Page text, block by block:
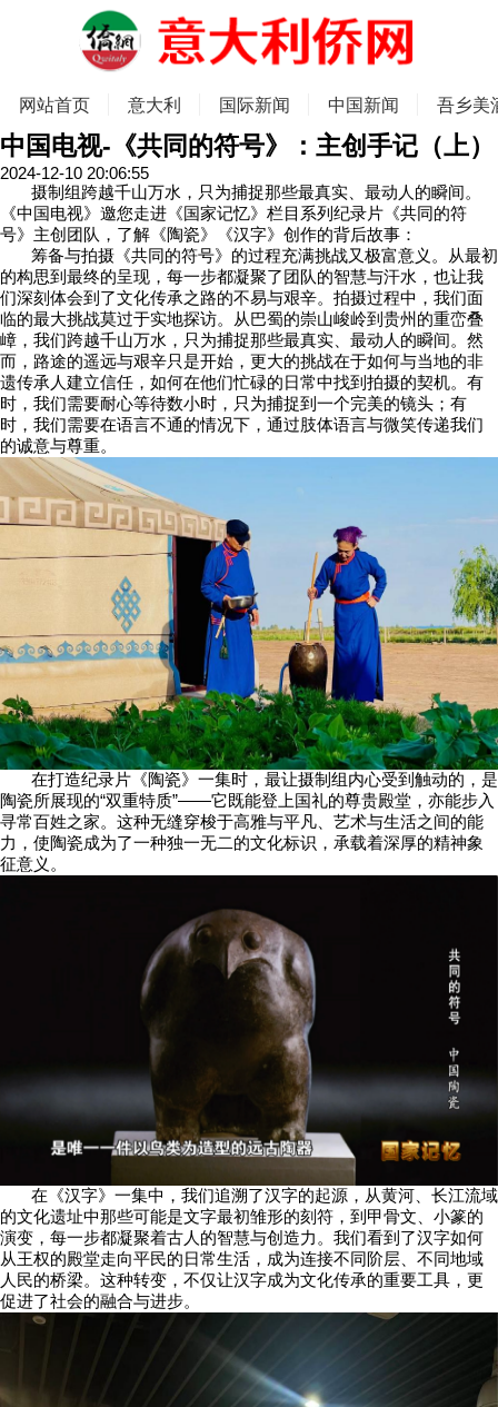
网站首页 意大利 国际新闻 中国新闻 吾乡美
中国电视-《共同的符号》：主创手记（上）
2024-12-10 20:06:55
摄制组跨越千山万水，只为捕捉那些最真实、最动人的瞬间。
《中国电视》邀您走进《国家记忆》栏目系列纪录片《共同的符
号》主创团队，了解《陶瓷》《汉字》创作的背后故事：
筹备与拍摄《共同的符号》的过程充满挑战又极富意义。从最初
的构思到最终的呈现，每一步都凝聚了团队的智慧与汗水，也让我
们深刻体会到了文化传承之路的不易与艰辛。拍摄过程中，我们面
临的最大挑战莫过于实地探访。从巴蜀的崇山峻岭到贵州的重峦叠
嶂，我们跨越千山万水，只为捕捉那些最真实、最动人的瞬间。然
而，路途的遥远与艰辛只是开始，更大的挑战在于如何与当地的非
遗传承人建立信任，如何在他们忙碌的日常中找到拍摄的契机。有
时，我们需要耐心等待数小时，只为捕捉到一个完美的镜头；有
时，我们需要在语言不通的情况下，通过肢体语言与微笑传递我们
的诚意与尊重。
在打造纪录片《陶瓷》一集时，最让摄制组内心受到触动的，是
陶瓷所展现的“双重特质”——它既能登上国礼的尊贵殿堂，亦能步入
寻常百姓之家。这种无缝穿梭于高雅与平凡、艺术与生活之间的能
力，使陶瓷成为了一种独一无二的文化标识，承载着深厚的精神象
征意义。
在《汉字》一集中，我们追溯了汉字的起源，从黄河、长江流域
的文化遗址中那些可能是文字最初雏形的刻符，到甲骨文、小篆的
演变，每一步都凝聚着古人的智慧与创造力。我们看到了汉字如何
从王权的殿堂走向平民的日常生活，成为连接不同阶层、不同地域
人民的桥梁。这种转变，不仅让汉字成为文化传承的重要工具，更
促进了社会的融合与进步。